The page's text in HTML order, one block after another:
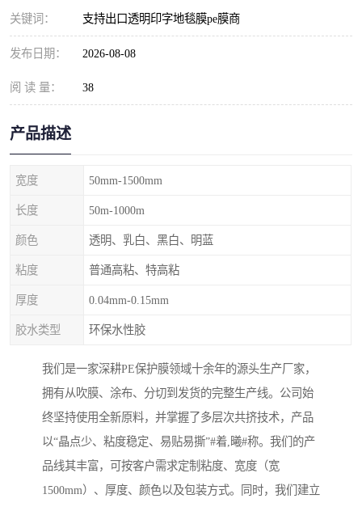
关键词： 支持出口透明印字地毯膜pe膜商
发布日期： 2026-08-08
阅 读 量： 38
产品描述
宽度 50mm-1500mm
长度 50m-1000m
颜色 透明、乳白、黑白、明蓝
粘度 普通高粘、特高粘
厚度 0.04mm-0.15mm
胶水类型 环保水性胶
我们是一家深耕PE保护膜领域十余年的源头生产厂家，
拥有从吹膜、涂布、分切到发货的完整生产线。公司始
终坚持使用全新原料，并掌握了多层次共挤技术，产品
以“晶点少、粘度稳定、易贴易撕”#着,曦#称。我们的产
品线其丰富，可按客户需求定制粘度、宽度（宽
1500mm）、厚度、颜色以及包装方式。同时，我们建立